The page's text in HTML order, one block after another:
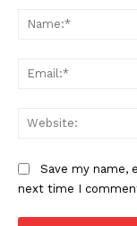
Save my name,
next time I